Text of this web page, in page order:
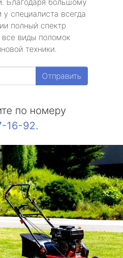
Благодаря большому
специалиста всегда
полный спектр
виды поломок
техники.
Отправить
по номеру
16-92.